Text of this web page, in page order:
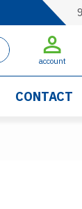
account
CONTACT